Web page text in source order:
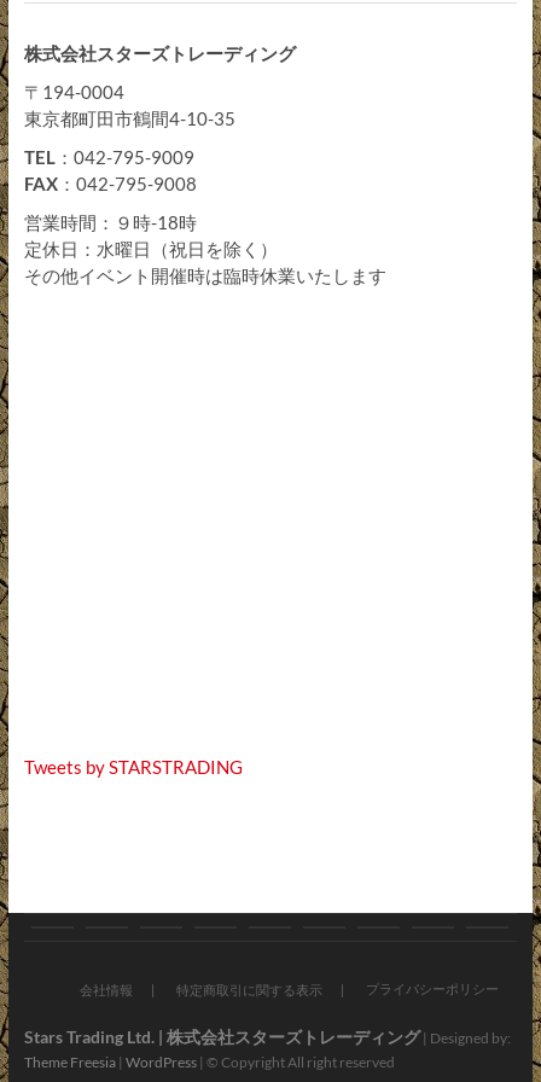
株式会社スターズトレーディング
〒194-0004
東京都町田市鶴間4-10-35
TEL：042-795-9009
FAX：042-795-9008
営業時間：９時-18時
定休日：水曜日（祝日を除く）
その他イベント開催時は臨時休業いたします
Tweets by STARSTRADING
ら
せ
ロ
グ
イ
ク
パ
ン
ラ
イ
車・
中
古
す
す
め
社
情
報
プ
リ・
問
い
会社情報 特定商取引に関する表示 プライバシーポリシー
Stars Trading Ltd. | 株式会社スターズトレーディング| Designed by:
Theme Freesia| WordPress| © Copyright All right reserved